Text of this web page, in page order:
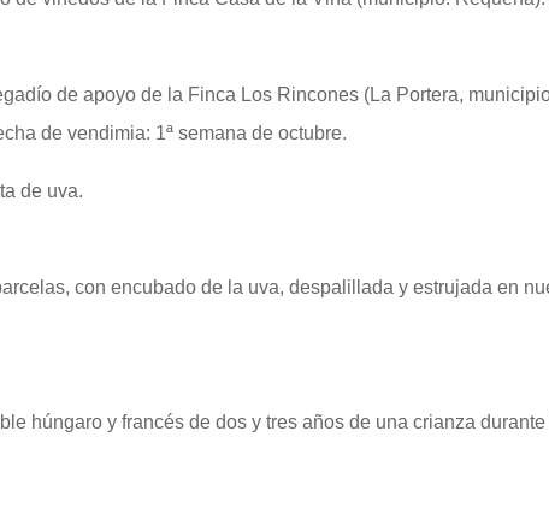
de apoyo de la Finca Los Rincones (La Portera,
de vendimia: 1ª semana de octubre.
de uva.
con encubado de la uva, despalillada y estrujada en
húngaro y francés de dos y tres años de una crianza